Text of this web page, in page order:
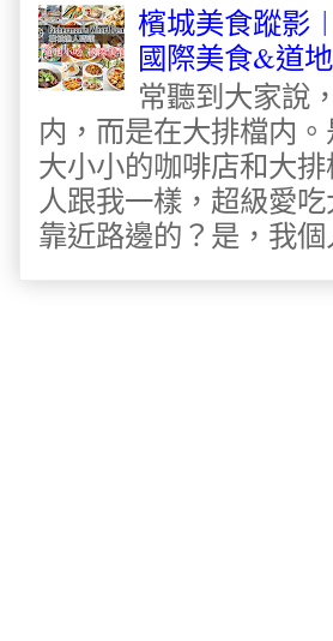
檳城美食蹤影
國際美食&道
常聽到大家說
内，而是在大排檔内
大小小的咖啡店和大
人跟我一樣，超級愛
靠近路邊的？是，我